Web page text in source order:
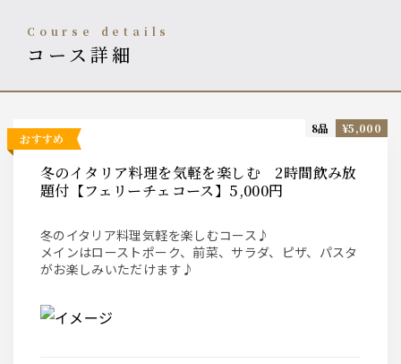
course details
コース詳細
おすすめ
冬のイタリア料理を気軽を楽しむ 2時間飲み放
題付【フェリーチェコース】5,000円
冬のイタリア料理気軽を楽しむコース♪
メインはローストポーク、前菜、サラダ、ピザ、パスタ
がお楽しみいただけます♪
8品 ¥5,000